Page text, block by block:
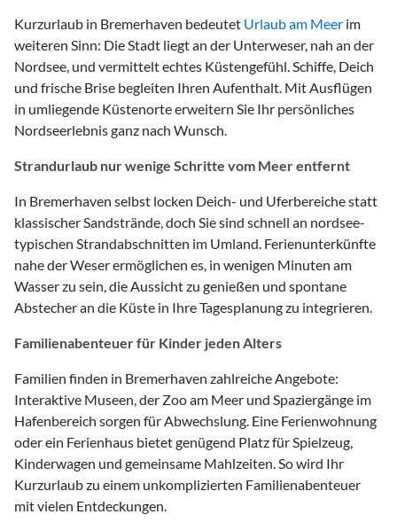
Kurzurlaub in Bremerhaven bedeutet Urlaub am Meer im
weiteren Sinn: Die Stadt liegt an der Unterweser, nah an der
Nordsee, und vermittelt echtes Küstengefühl. Schiffe, Deich
und frische Brise begleiten Ihren Aufenthalt. Mit Ausflügen
in umliegende Küstenorte erweitern Sie Ihr persönliches
Nordseerlebnis ganz nach Wunsch.
Strandurlaub nur wenige Schritte vom Meer entfernt
In Bremerhaven selbst locken Deich- und Uferbereiche statt
klassischer Sandstrände, doch Sie sind schnell an nordsee-
typischen Strandabschnitten im Umland. Ferienunterkünfte
nahe der Weser ermöglichen es, in wenigen Minuten am
Wasser zu sein, die Aussicht zu genießen und spontane
Abstecher an die Küste in Ihre Tagesplanung zu integrieren.
Familienabenteuer für Kinder jeden Alters
Familien finden in Bremerhaven zahlreiche Angebote:
Interaktive Museen, der Zoo am Meer und Spaziergänge im
Hafenbereich sorgen für Abwechslung. Eine Ferienwohnung
oder ein Ferienhaus bietet genügend Platz für Spielzeug,
Kinderwagen und gemeinsame Mahlzeiten. So wird Ihr
Kurzurlaub zu einem unkomplizierten Familienabenteuer
mit vielen Entdeckungen.